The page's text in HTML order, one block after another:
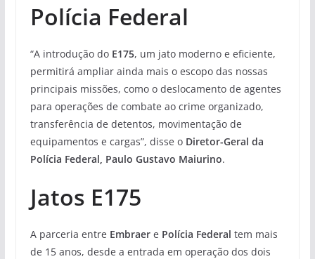
Polícia Federal
“A introdução doE175, um jato moderno e eficiente,
permitirá ampliar ainda mais o escopo das nossas
principais missões, como o deslocamento de agentes
para operações de combate ao crime organizado,
transferência de detentos, movimentação de
equipamentos e cargas”, disse o Diretor-Geral da
Polícia Federal, Paulo Gustavo Maiurino.
Jatos E175
A parceria entre Embraere Polícia Federal tem mais
de 15 anos, desde a entrada em operação dos dois